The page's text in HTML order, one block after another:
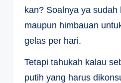
kan? Soalnya ya sudah
maupun himbauan
gelas per hari.
Tetapi tahukah kalau
putih yang harus